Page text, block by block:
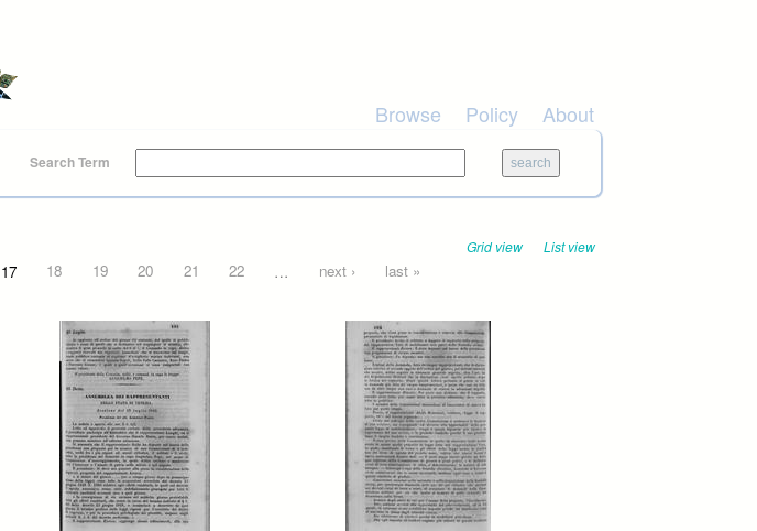
Browse Policy About
Search Term
Grid view List view
17 18 19 20 21 22 … next › last »